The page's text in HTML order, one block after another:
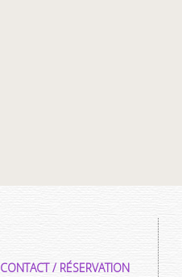
CONTACT / RÉSERVATION